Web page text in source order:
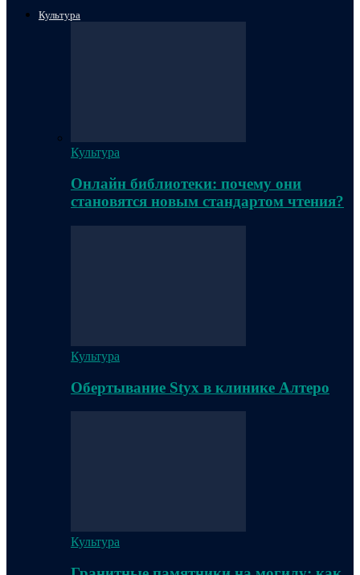
Культура
Культура
Онлайн библиотеки: почему они
становятся новым стандартом чтения?
Культура
Обертывание Styx в клинике Алтеро
Культура